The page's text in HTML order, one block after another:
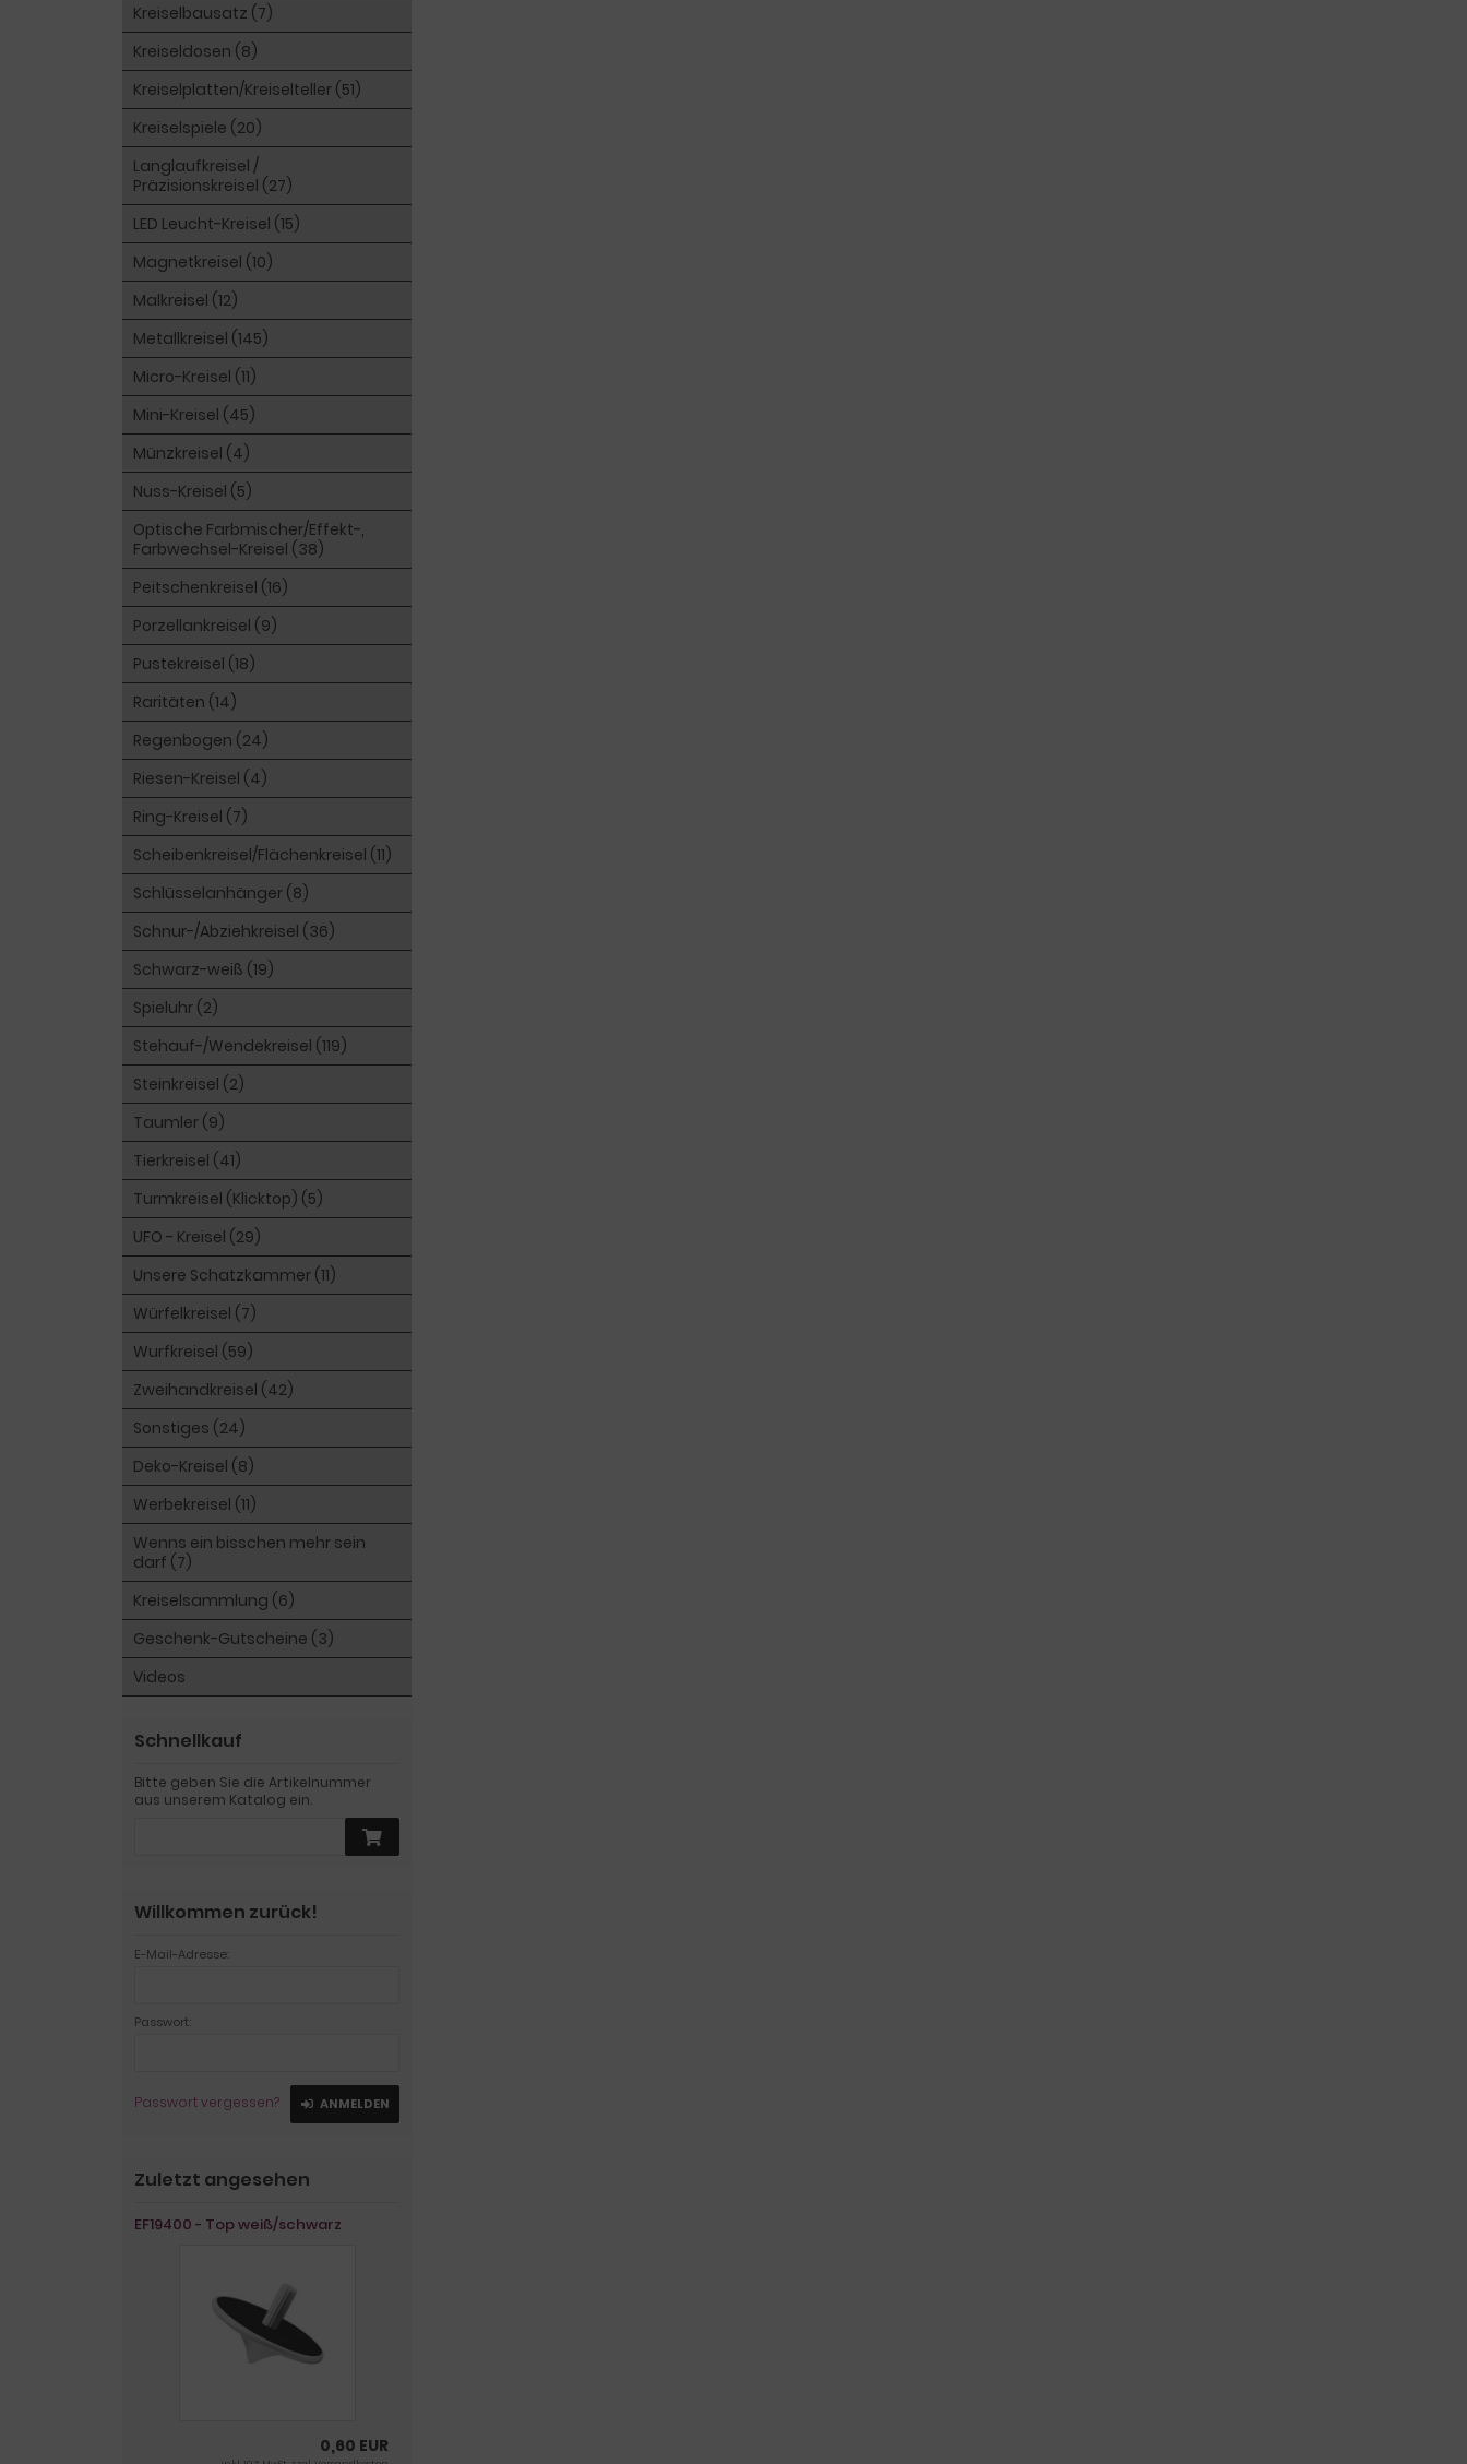
Kreiselbausatz (7)
Kreiseldosen (8)
Kreiselplatten/Kreiselteller (51)
Kreiselspiele (20)
Langlaufkreisel /
Präzisionskreisel (27)
LED Leucht-Kreisel (15)
Magnetkreisel (10)
Malkreisel (12)
Metallkreisel (145)
Micro-Kreisel (11)
Mini-Kreisel (45)
Münzkreisel (4)
Nuss-Kreisel (5)
Optische Farbmischer/Effekt-,
Farbwechsel-Kreisel (38)
Peitschenkreisel (16)
Porzellankreisel (9)
Pustekreisel (18)
Raritäten (14)
Regenbogen (24)
Riesen-Kreisel (4)
Ring-Kreisel (7)
Scheibenkreisel/Flächenkreisel (11)
Schlüsselanhänger (8)
Schnur-/Abziehkreisel (36)
Schwarz-weiß (19)
Spieluhr (2)
Stehauf-/Wendekreisel (119)
Steinkreisel (2)
Taumler (9)
Tierkreisel (41)
Turmkreisel (Klicktop) (5)
UFO - Kreisel (29)
Unsere Schatzkammer (11)
Würfelkreisel (7)
Wurfkreisel (59)
Zweihandkreisel (42)
Sonstiges (24)
Deko-Kreisel (8)
Werbekreisel (11)
Wenns ein bisschen mehr sein
darf (7)
Kreiselsammlung (6)
Geschenk-Gutscheine (3)
Videos
Schnellkauf
Bitte geben Sie die Artikelnummer
aus unserem Katalog ein.
Willkommen zurück!
E-Mail-Adresse:
Passwort:
Passwort vergessen? ANMELDEN
Zuletzt angesehen
EF19400 - Top weiß/schwarz
0,60 EUR